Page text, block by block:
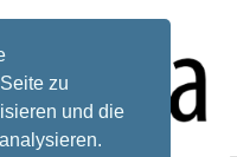
zu
und die